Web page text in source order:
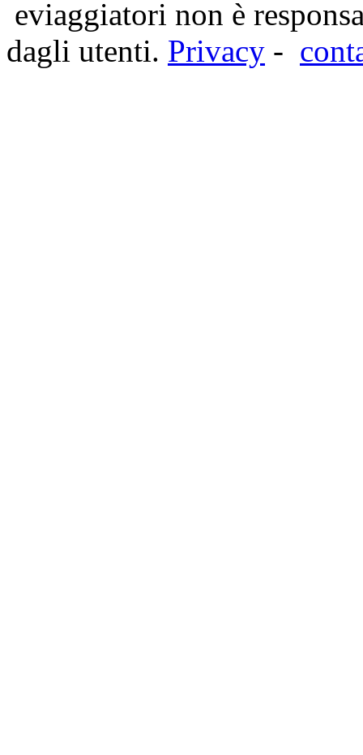
eviaggiatori non è
dagli utenti. Privacy -